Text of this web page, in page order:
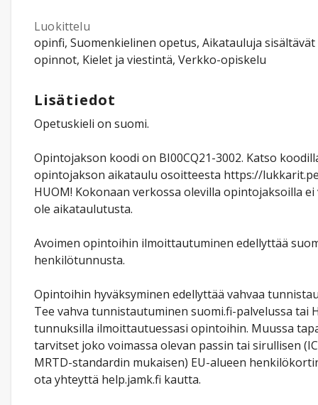
Luokittelu
opinfi, Suomenkielinen opetus, Aikatauluja
opinnot, Kielet ja viestintä, Verkko-opiskelu
Lisätiedot
Opetuskieli on suomi.
Opintojakson koodi on BI00CQ21-3002. Katso
opintojakson aikataulu osoitteesta https://
HUOM! Kokonaan verkossa olevilla opintojaksoilla
ole aikataulutusta.
Avoimen opintoihin ilmoittautuminen edellyttää
henkilötunnusta.
Opintoihin hyväksyminen edellyttää vahvaa
Tee vahva tunnistautuminen suomi.fi-palvelussa tai
tunnuksilla ilmoittautuessasi opintoihin. Muussa
tarvitset joko voimassa olevan passin tai sirullisen
MRTD-standardin mukaisen) EU-alueen
ota yhteyttä help.jamk.fi kautta.